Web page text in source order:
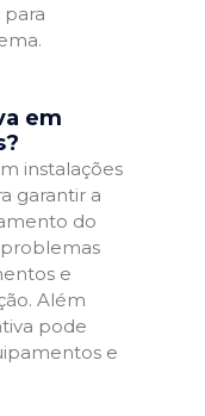
para
em
instalações
garantir a
do
e
Além
pode
e